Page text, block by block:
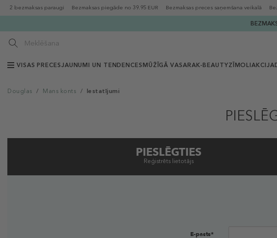
2 bezmaksas paraugi Bezmaksas piegāde no 39.95 EUR Bezmaksas preces saņemšana veikalā
VISAS PRECESJAUNUMI UN TENDENCES MŪŽĪGĀ VASARAK-BEAUTYZĪMOLIAKCIJA
Douglas / Mans konts / Iestatījumi
PIESLĒGTIES
Reģistrēts lietotājs
E-pasts*